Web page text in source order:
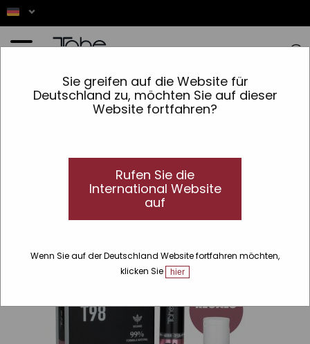
Sie greifen auf die Website für
Deutschland zu, möchten Sie auf dieser
Website fortfahren?
Rufen Sie die
International Website
auf
Wenn Sie auf der Deutschland Website fortfahren möchten,
klicken Sie
hier
Peptide T98 Eyes
nicht verfügbar